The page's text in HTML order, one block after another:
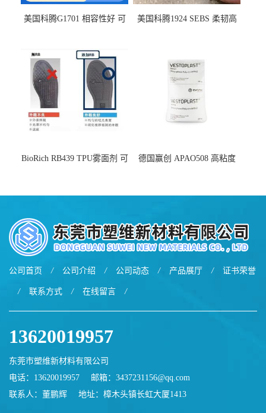
美国科腾G1701 相容性好 可
美国科腾1924 SEBS 柔韧高
BioRich RB439 TPU雾面剂 可
德国赢创 APAO508 高粘度
公司首页 / 公司介绍 / 公司动态 / 产品展厅 / 证书荣誉
/ 联系方式 / 在线留言 /
13620019957
东莞市塑维新材料有限公司
电话：13620019957
邮箱： 3437231156@qq.com
联系人：董鹏辉
地址：樟木头镇长虹大厦1413